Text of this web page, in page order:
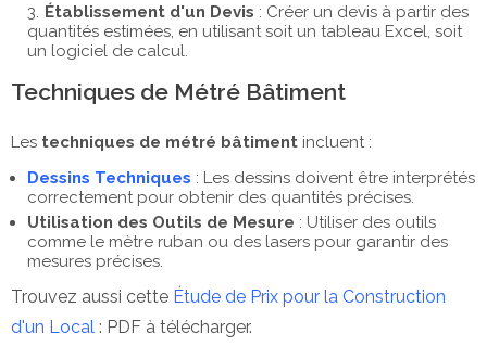
Établissement d'un Devis : Créer un devis à partir des
quantités estimées, en utilisant soit un tableau Excel, soit
un logiciel de calcul.
Techniques de Métré Bâtiment
Les techniques de métré bâtiment incluent :
Dessins Techniques : Les dessins doivent être interprétés
correctement pour obtenir des quantités précises.
Utilisation des Outils de Mesure : Utiliser des outils
comme le mètre ruban ou des lasers pour garantir des
mesures précises.
Trouvez aussi cette Étude de Prix pour la Construction
d'un Local : PDF à télécharger.